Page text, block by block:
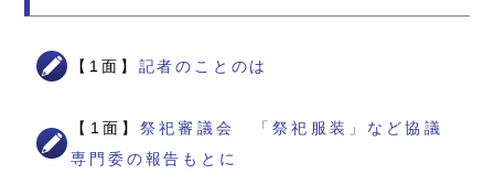
【1面】 記者のことのは
【1面】祭祀審議会 「祭祀服装」など協議
専門委の報告もとに